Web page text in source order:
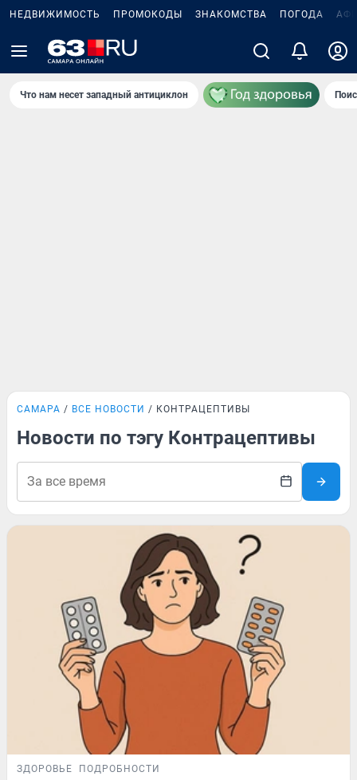
НЕДВИЖИМОСТЬ ПРОМОКОДЫ ЗНАКОМСТВА ПОГОДА
Что нам несет западный антициклон
САМАРА ВСЕ НОВОСТИ КОНТРАЦЕПТИВЫ
Новости по тэгу Контрацептивы
ЗДОРОВЬЕ ПОДРОБНОСТИ